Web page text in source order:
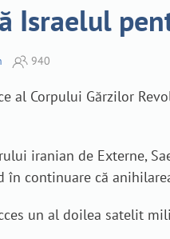
Israelul
940
al Corpului Gărzilor
iranian de Externe,
în continuare că
un al doilea satelit